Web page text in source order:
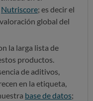
Nutriscore; es decir el
global del
la larga lista de
productos.
de aditivos,
en la etiqueta,
base de datos;